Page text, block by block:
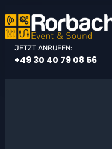
Zum
Inhalt
springen
JETZT ANRUFEN:
+49 30 40 79 08 56